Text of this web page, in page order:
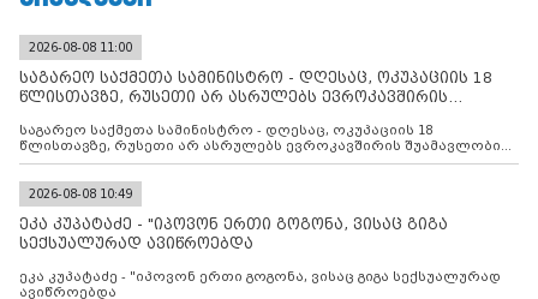
2026-08-08 11:00
საგარეო საქმეთა სამინისტრო - დღესაც, ოკუპაციის 18
წლისთავზე, რუსეთი არ ასრულებს ევროკავშირის
საგარეო საქმეთა სამინისტრო - დღესაც, ოკუპაციის 18
წლისთავზე, რუსეთი არ ასრულებს ევროკავშირის შუამავლობით
დადებულ 2008 წლის 12 აგვისტოს ცეცხლის შეწყვეტის
კონტროლს ოკუპირებულ რეგიონებში, აგრძელებს მათი
მილიტარიზაციის პროცესს და აქტიურად დგამს ნაბიჯებს მათი
ფაქტობრივი ანექსიისკენ
2026-08-08 10:49
ეკა კუპატაძე - "იპოვონ ერთი გოგონა, ვისაც გიგა
სექსუალურად ავიწროებდა
ეკა კუპატაძე - "იპოვონ ერთი გოგონა, ვისაც გიგა სექსუალურად
ავიწროებდა